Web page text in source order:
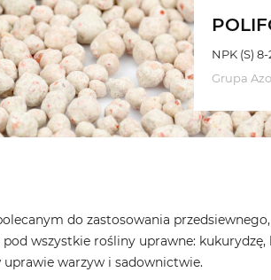
NPK (S)
Grupa
do zastosowania
wszystkie rośliny uprawne:
uprawie warzyw i sadownictwie.